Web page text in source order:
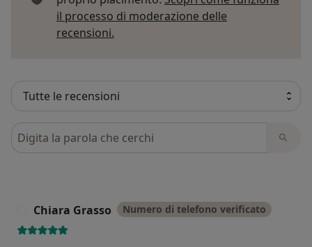
il processo di moderazione delle
recensioni.
Cerca nelle recensioni
Chiara Grasso Numero di telefono verificato